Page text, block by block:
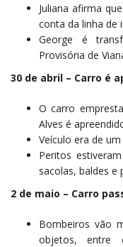
Juliana afirma
conta da linha de
George é
Provisória de
30 de abril – Carro é
O carro
Alves é
Veículo era de
Peritos
sacolas, baldes e
2 de maio – Carro
Bombeiros vão
objetos,